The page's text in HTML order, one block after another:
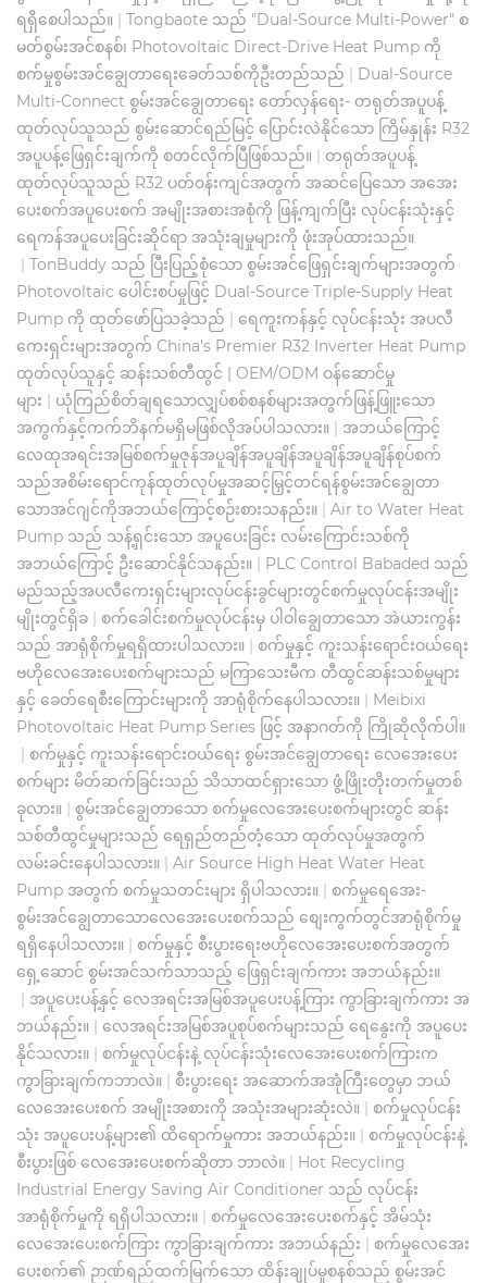
ရရှိစေပါသည်။ | Tongbaote သည် "Dual-Source Multi-Power" စ
မတ်စွမ်းအင်စနစ်၊ Photovoltaic Direct-Drive Heat Pump ကို
စက်မှုစွမ်းအင်ချွေတာရေးခေတ်သစ်ကိုဦးတည်သည် | Dual-Source
Multi-Connect စွမ်းအင်ချွေတာရေး တော်လှန်ရေး- တရုတ်အပူပန့်
ထုတ်လုပ်သူသည် စွမ်းဆောင်ရည်မြင့် ပြောင်းလဲနိုင်သော ကြိမ်နှုန်း R32
အပူပန့်ဖြေရှင်းချက်ကို စတင်လိုက်ပြီဖြစ်သည်။ | တရုတ်အပူပန့်
ထုတ်လုပ်သူသည် R32 ပတ်၀န်းကျင်အတွက် အဆင်ပြေသော အအေး
ပေးစက်အပူပေးစက် အမျိုးအစားအစုံကို ဖြန့်ကျက်ပြီး လုပ်ငန်းသုံးနှင့်
ရေကန်အပူပေးခြင်းဆိုင်ရာ အသုံးချမှုများကို ဖုံးအုပ်ထားသည်။
| TonBuddy သည် ပြီးပြည့်စုံသော စွမ်းအင်ဖြေရှင်းချက်များအတွက်
Photovoltaic ပေါင်းစပ်မှုဖြင့် Dual-Source Triple-Supply Heat
Pump ကို ထုတ်ဖော်ပြသခဲ့သည် | ရေကူးကန်နှင့် လုပ်ငန်းသုံး အပလီ
ကေးရှင်းများအတွက် China's Premier R32 Inverter Heat Pump
ထုတ်လုပ်သူနှင့် ဆန်းသစ်တီထွင် | OEM/ODM ဝန်ဆောင်မှု
များ | ယုံကြည်စိတ်ချရသောလျှပ်စစ်စနစ်များအတွက်ဖြန့်ဖြူးသော
အကွက်နှင့်ကက်ဘိနက်မရှိမဖြစ်လိုအပ်ပါသလား။ | အဘယ်ကြောင့်
လေထုအရင်းအမြစ်စက်မှုဇုန်အပူချိန်အပူချိန်အပူချိန်အပူချိန်စုပ်စက်
သည်အစိမ်းရောင်ကုန်ထုတ်လုပ်မှုအဆင့်မြှင့်တင်ရန်စွမ်းအင်ချွေတာ
သောအင်ဂျင်ကိုအဘယ်ကြောင့်စဉ်းစားသနည်း။ | Air to Water Heat
Pump သည် သန့်ရှင်းသော အပူပေးခြင်း လမ်းကြောင်းသစ်ကို
အဘယ်ကြောင့် ဦးဆောင်နိုင်သနည်း။ | PLC Control Babaded သည်
မည်သည့်အပလီကေးရှင်းများလုပ်ငန်းခွင်များတွင်စက်မှုလုပ်ငန်းအမျိုး
မျိုးတွင်ရှိခ | စက်ခေါင်းစက်မှုလုပ်ငန်းမှ ပါဝါချွေတာသော အဲယားကွန်း
သည် အာရုံစိုက်မှုရရှိထားပါသလား။ | စက်မှုနှင့် ကူးသန်းရောင်းဝယ်ရေး
ဗဟိုလေအေးပေးစက်များသည် မကြာသေးမီက တီထွင်ဆန်းသစ်မှုများ
နှင့် ခေတ်ရေစီးကြောင်းများကို အာရုံစိုက်နေပါသလား။ | Meibixi
Photovoltaic Heat Pump Series ဖြင့် အနာဂတ်ကို ကြိုဆိုလိုက်ပါ။
| စက်မှုနှင့် ကူးသန်းရောင်းဝယ်ရေး စွမ်းအင်ချွေတာရေး လေအေးပေး
စက်များ မိတ်ဆက်ခြင်းသည် သိသာထင်ရှားသော ဖွံ့ဖြိုးတိုးတက်မှုတစ်
ခုလား။ | စွမ်းအင်ချွေတာသော စက်မှုလေအေးပေးစက်များတွင် ဆန်း
သစ်တီထွင်မှုများသည် ရေရှည်တည်တံ့သော ထုတ်လုပ်မှုအတွက်
လမ်းခင်းနေပါသလား။ | Air Source High Heat Water Heat
Pump အတွက် စက်မှုသတင်းများ ရှိပါသလား။ | စက်မှုရေအေး-
စွမ်းအင်ချွေတာသောလေအေးပေးစက်သည် စျေးကွက်တွင်အာရုံစိုက်မှု
ရရှိနေပါသလား။ | စက်မှုနှင့် စီးပွားရေးဗဟိုလေအေးပေးစက်အတွက်
ရှေ့ဆောင် စွမ်းအင်သက်သာသည့် ဖြေရှင်းချက်ကား အဘယ်နည်း။
| အပူပေးပန့်နှင့် လေအရင်းအမြစ်အပူပေးပန့်ကြား ကွာခြားချက်ကား အ
ဘယ်နည်း။ | လေအရင်းအမြစ်အပူစုပ်စက်များသည် ရေနွေးကို အပူပေး
နိုင်သလား။ | စက်မှုလုပ်ငန်းနဲ့ လုပ်ငန်းသုံးလေအေးပေးစက်ကြားက
ကွာခြားချက်ကဘာလဲ။ | စီးပွားရေး အဆောက်အအုံကြီးတွေမှာ ဘယ်
လေအေးပေးစက် အမျိုးအစားကို အသုံးအများဆုံးလဲ။ | စက်မှုလုပ်ငန်း
သုံး အပူပေးပန့်များ၏ ထိရောက်မှုကား အဘယ်နည်း။ | စက်မှုလုပ်ငန်းနဲ့
စီးပွားဖြစ် လေအေးပေးစက်ဆိုတာ ဘာလဲ။ | Hot Recycling
Industrial Energy Saving Air Conditioner သည် လုပ်ငန်း
အာရုံစိုက်မှုကို ရရှိပါသလား။ | စက်မှုလေအေးပေးစက်နှင့် အိမ်သုံး
လေအေးပေးစက်ကြား ကွာခြားချက်ကား အဘယ်နည်း | စက်မှုလေအေး
ပေးစက်၏ ဉာဏ်ရည်ထက်မြက်သော ထိန်းချုပ်မှုစနစ်သည် စွမ်းအင်